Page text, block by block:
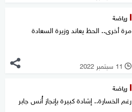
رياضة
مرة أخرى.. الحظ يعاند وزيرة السعادة
l 11 سبتمبر 2022
رياضة
رغم الخسارة.. إشادة كبيرة بإنجاز أُنس جابر